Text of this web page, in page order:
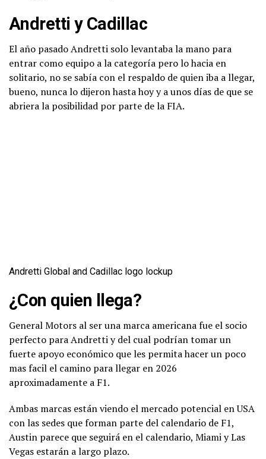
Andretti y Cadillac
El año pasado Andretti solo levantaba la mano para
entrar como equipo a la categoría pero lo hacia en
solitario, no se sabía con el respaldo de quien iba a llegar,
bueno, nunca lo dijeron hasta hoy y a unos días de que se
abriera la posibilidad por parte de la FIA.
Andretti Global and Cadillac logo lockup
¿Con quien llega?
General Motors al ser una marca americana fue el socio
perfecto para Andretti y del cual podrían tomar un
fuerte apoyo económico que les permita hacer un poco
mas facil el camino para llegar en 2026
aproximadamente a F1.
Ambas marcas están viendo el mercado potencial en USA
con las sedes que forman parte del calendario de F1,
Austin parece que seguirá en el calendario, Miami y Las
Vegas estarán a largo plazo.